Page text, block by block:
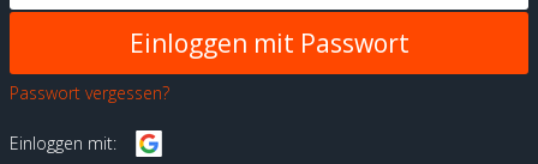
Passwort vergessen?
Einloggen mit: